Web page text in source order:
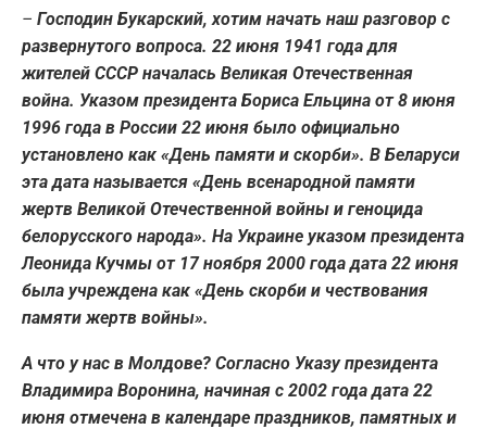
– Господин Букарский, хотим начать наш разговор с
развернутого вопроса. 22 июня 1941 года для
жителей СССР началась Великая Отечественная
война. Указом президента Бориса Ельцина от 8 июня
1996 года в России 22 июня было официально
установлено как «День памяти и скорби». В Беларуси
эта дата называется «День всенародной памяти
жертв Великой Отечественной войны и геноцида
белорусского народа». На Украине указом президента
Леонида Кучмы от 17 ноября 2000 года дата 22 июня
была учреждена как «День скорби и чествования
памяти жертв войны».
А что у нас в Молдове? Согласно Указу президента
Владимира Воронина, начиная с 2002 года дата 22
июня отмечена в календаре праздников, памятных и